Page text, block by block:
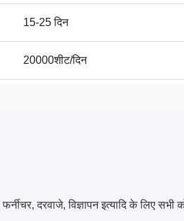
15-25 दिन
20000शीट/दिन
दरवाजे, विज्ञापन इत्यादि के लिए सभी